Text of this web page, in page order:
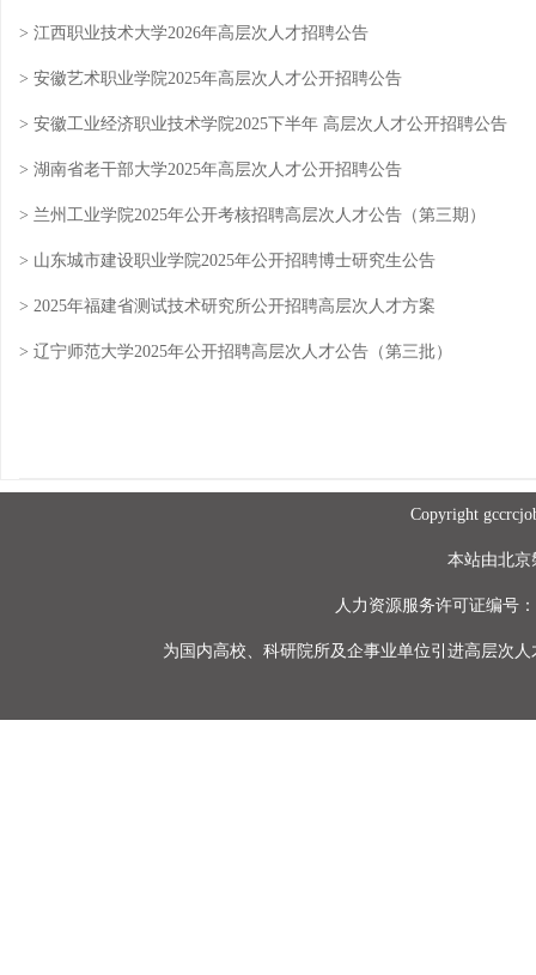
> 江西职业技术大学2026年高层次人才招聘公告
> 安徽艺术职业学院2025年高层次人才公开招聘公告
> 安徽工业经济职业技术学院2025下半年 高层次人才公开招聘公告
> 湖南省老干部大学2025年高层次人才公开招聘公告
> 兰州工业学院2025年公开考核招聘高层次人才公告（第三期）
> 山东城市建设职业学院2025年公开招聘博士研究生公告
> 2025年福建省测试技术研究所公开招聘高层次人才方案
> 辽宁师范大学2025年公开招聘高层次人才公告（第三批）
Copyright
本站由北京
人力资源服务许可证编号
为国内高校、科研院所及企事业单位引进高层次